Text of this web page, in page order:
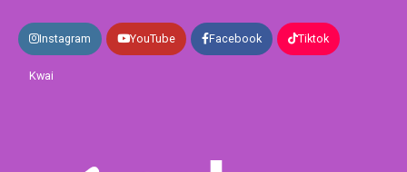
Instagram YouTube Facebook Tiktok
Kwai